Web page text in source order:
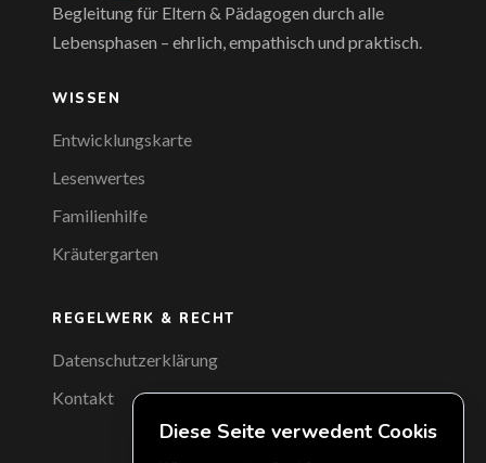
Begleitung für Eltern & Pädagogen durch alle
Lebensphasen – ehrlich, empathisch und praktisch.
WISSEN
Entwicklungskarte
Lesenwertes
Familienhilfe
Kräutergarten
REGELWERK & RECHT
Datenschutzerklärung
Kontakt
Diese Seite verwedent Cookis